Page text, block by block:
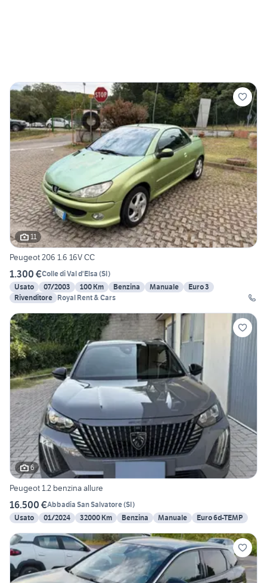
11
Peugeot 206 1.6 16V CC
1.300 €Colle di Val d'Elsa (SI)
Usato
07/2003 100 Km Benzina Manuale
Euro 3
Rivenditore Royal Rent & Cars
6
Peugeot 1.2 benzina allure
16.500 €Abbadia San Salvatore(SI)
Usato
01/2024 32000 Km Benzina Manuale Euro 6d-TEMP